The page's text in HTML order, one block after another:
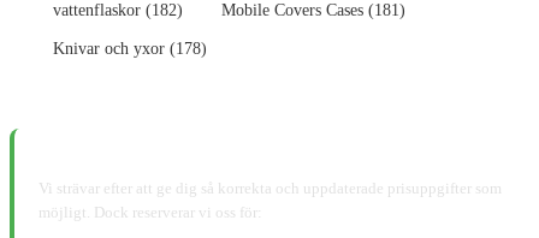
vattenflaskor (182) Mobile Covers Cases (181)
Knivar och yxor (178)
Vi strävar efter att ge dig så korrekta och uppdaterade prisuppgifter som
möjligt. Dock reserverar vi oss för: